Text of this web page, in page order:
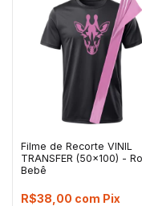
Filme de Recorte VINIL
TRANSFER (50x100) -
Bebê
R$38,00 com Pix